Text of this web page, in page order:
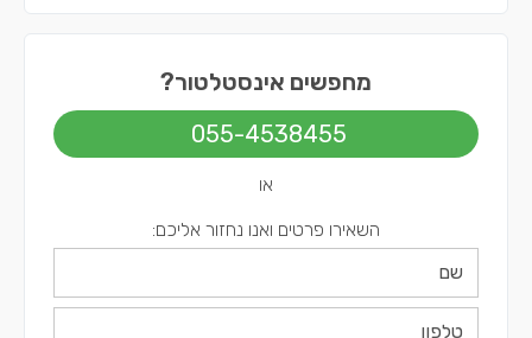
אינסטלטורים בדרום
אינסטלטורים בירושלים
מחפשים אינסטלטור?
055-4538455
או
השאירו פרטים ואנו נחזור אליכם: